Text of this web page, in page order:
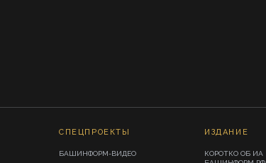
СПЕЦПРОЕКТЫ
БАШИНФОРМ-ВИДЕО
ИЗДАНИЕ
КОРОТКО ОБ ИА